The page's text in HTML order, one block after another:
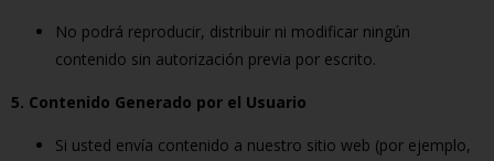
No podrá reproducir, distribuir ni modificar ningún
contenido sin autorización previa por escrito.
5. Contenido Generado por el Usuario
Si usted envía contenido a nuestro sitio web (por ejemplo,